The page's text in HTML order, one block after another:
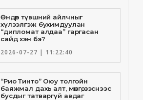
Өндөр түвшний айлчныг
хүлээлгэж бухимдуулан
“дипломат алдаа” гаргасан
сайд хэн бэ?
2026-07-27 | 11:22:40
“Рио Тинто” Оюу толгойн
баяжмал дахь алт, мөнгө, зэснээс
бусдыг татваргүй авдаг